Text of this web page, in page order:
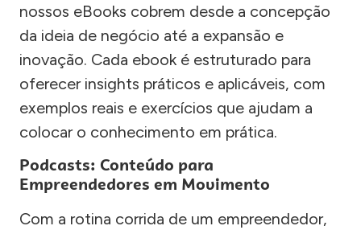
nossos eBooks cobrem desde a concepção
da ideia de negócio até a expansão e
inovação. Cada ebook é estruturado para
oferecer insights práticos e aplicáveis, com
exemplos reais e exercícios que ajudam a
colocar o conhecimento em prática.
Podcasts: Conteúdo para
Empreendedores em Movimento
Com a rotina corrida de um empreendedor,